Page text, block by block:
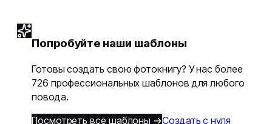
Попробуйте наши шаблоны
Готовы создать свою фотокнигу? У нас более
726 профессиональных шаблонов для любого
повода.
Посмотреть все шаблоны →Создать с нуля